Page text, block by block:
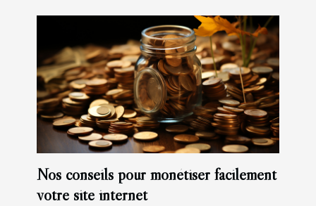
Nos conseils pour monétiser facilement
votre site internet